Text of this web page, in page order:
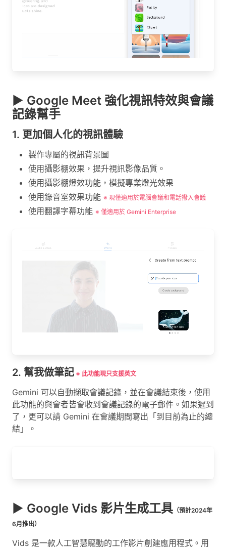
▶ Google Meet 強化視訊特效與會議
記錄幫手
1. 更加個人化的視訊體驗
製作專屬的視訊背景圖
使用攝影棚效果，提升視訊影像品質。
使用攝影棚燈效功能，模擬專業燈光效果
使用錄音室效果功能 ※ 現僅適用於電腦會議和電話撥入會議
使用翻譯字幕功能 ※ 僅適用於 Gemini Enterprise
2. 幫我做筆記 ※ 此功能現只支援英文
Gemini 可以自動擷取會議記錄，並在會議結束後，使用
此功能的與會者皆會收到會議記錄的電子郵件。如果遲到
了，更可以請 Gemini 在會議期間寫出「到目前為止的總
結」。
▶ Google Vids 影片生成工具 （預計2024年
6月推出）
Vids 是一款人工智慧驅動的工作影片創建應用程式。用